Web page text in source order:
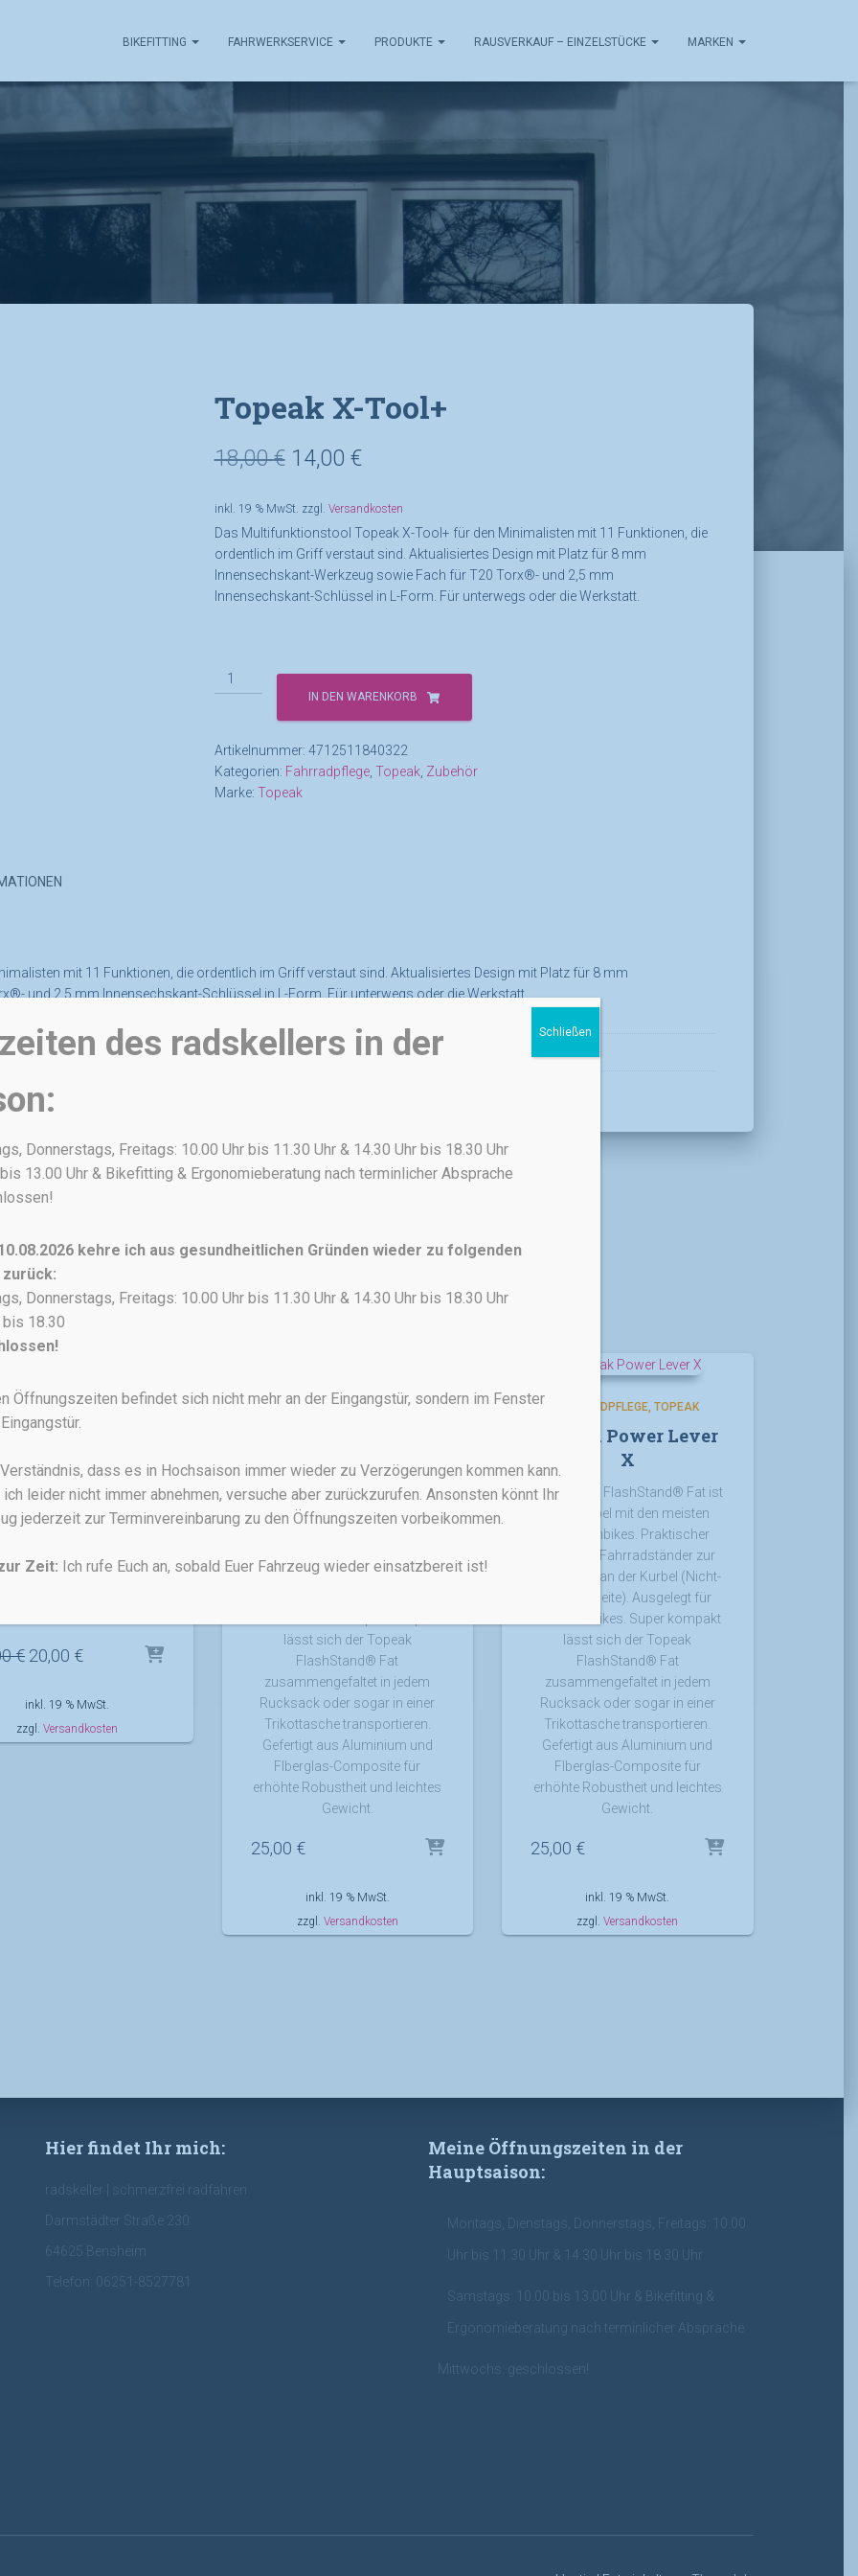
BIKEFITTING FAHRWERKSERVICE PRODUKTE RAUSVERKAUF – EINZELSTÜCKE MARKEN
Topeak X-Tool+
18,00€ Ursprünglicher
war:
18,00 €
14,00 €Aktueller
ist:
14,00 €.
inkl. 19 % MwSt. zzgl. Versandkosten
Das Multifunktionstool Topeak X-Tool+ für den Minimalisten mit 11 Funktionen, die
ordentlich im Griff verstaut sind. Aktualisiertes Design mit Platz für 8 mm
Innensechskant-Werkzeug sowie Fach für T20 Torx®- und 2,5 mm
Innensechskant-Schlüssel in L-Form. Für unterwegs oder die Werkstatt.
Topeak
X-
IN DEN WARENKORB
Artikelnummer: 4712511840322
Kategorien: Fahrradpflege, Topeak, Zubehör
Marke: Topeak
mit 11 Funktionen, die ordentlich im Griff verstaut sind. Aktualisiertes Design mit Platz für 8 mm
und 2,5 mm Innensechskant-Schlüssel in L-Form. Für unterwegs oder die Werkstatt.
Ähnliche Produkte
TOPEAK
Hummer 2
Hummer 2: Mehrfach
Mini-Tool mit 18
CrMo-Kettennieter
und zwei modularen, im
Die perfekte Wahl
€ Ursprünglicher
war:
25,00 €
20,00 €Aktueller
20,00 €.
inkl. 19 % MwSt.
zzgl.Versandkosten
FAHRRADPFLEGE TOPEAK
Fat
Der Topeak FlashStand® Fat ist
kompatibel mit den meisten
Aufnahme an der Kurbel (Nicht-
lässt sich der Topeak
FlashStand® Fat
zusammengefaltet in jedem
Rucksack oder sogar in einer
Trikottasche transportieren.
Gefertigt aus Aluminium und
FIberglas-Composite für
erhöhte Robustheit und leichtes
Gewicht.
25,00 €
inkl. 19 % MwSt.
zzgl. Versandkosten
FAHRRADPFLEGE TOPEAK
Topeak Power Lever
X
Der Topeak FlashStand® Fat ist
kompatibel mit den meisten
Mountainbikes. Praktischer
Universal-Fahrradständer zur
Aufnahme an der Kurbel (Nicht-
Antriebsseite). Ausgelegt für
Mountainbikes. Super kompakt
lässt sich der Topeak
FlashStand® Fat
zusammengefaltet in jedem
Rucksack oder sogar in einer
Trikottasche transportieren.
Gefertigt aus Aluminium und
FIberglas-Composite für
erhöhte Robustheit und leichtes
Gewicht.
25,00 €
inkl. 19 % MwSt.
zzgl.Versandkosten
Hier findet Ihr mich:
radskeller | schmerzfrei radfahren
Darmstädter Straße 230
64625 Bensheim
Telefon: 06251-8527781
Meine Öffnungszeiten in der
Hauptsaison:
Montags, Dienstags, Donnerstags, Freitags: 10.00
Uhr bis 11.30 Uhr & 14.30 Uhr bis 18.30 Uhr
Samstags: 10.00 bis 13.00 Uhr & Bikefitting &
Ergonomieberatung nach terminlicher Absprache
Mittwochs: geschlossen!
des radskellers in der
Donnerstags, Freitags: 10.00 Uhr bis 11.30 Uhr & 14.30 Uhr bis 18.30 Uhr
13.00 Uhr & Bikefitting & Ergonomieberatung nach terminlicher Absprache
kehre ich aus gesundheitlichen Gründen wieder zu folgenden
Donnerstags, Freitags: 10.00 Uhr bis 11.30 Uhr & 14.30 Uhr bis 18.30 Uhr
18.30
Öffnungszeiten befindet sich nicht mehr an der Eingangstür, sondern im Fenster
dass es in Hochsaison immer wieder zu Verzögerungen kommen kann.
leider nicht immer abnehmen, versuche aber zurückzurufen. Ansonsten könnt Ihr
jederzeit zur Terminvereinbarung zu den Öffnungszeiten vorbeikommen.
Zeit: Ich rufe Euch an, sobald Euer Fahrzeug wieder einsatzbereit ist!
Schließen